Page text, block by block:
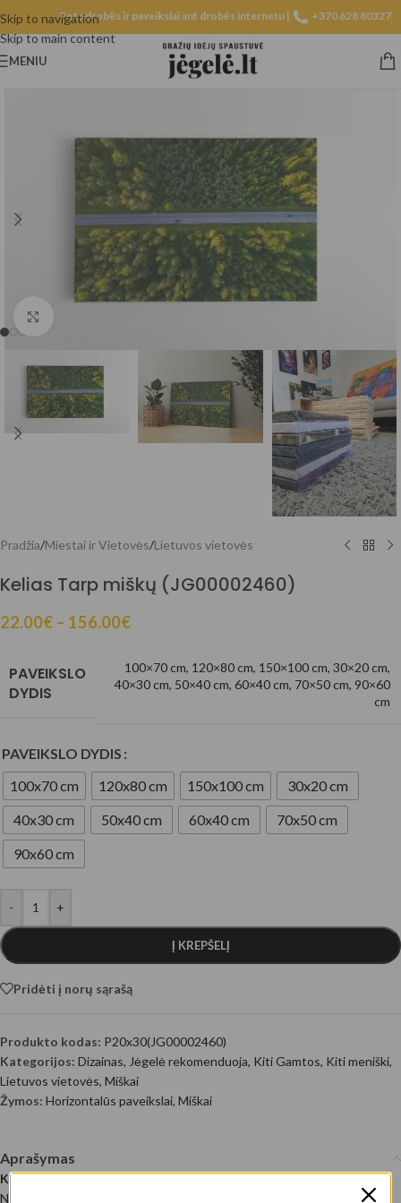
Skip to navigation
Skip to main content
Fotodrobės ir paveikslai ant drobės internetu | +370 628 80327
MENIU
Pradžia/Miestai ir Vietovės/Lietuvos vietovės
Kelias Tarp miškų (JG00002460)
22.00€ – 156.00€
PAVEIKSLO
DYDIS
100×70 cm, 120×80 cm, 150×100 cm, 30×20 cm,
40×30 cm, 50×40 cm, 60×40 cm, 70×50 cm, 90×60
cm
PAVEIKSLO DYDIS
100x70 cm
120x80 cm 150x100 cm
30x20 cm
40x30 cm
50x40 cm 60x40 cm
70x50 cm
90x60 cm
- +
Į KREPŠELĮ
Pridėti į norų sąrašą
Produkto kodas: P20x30(JG00002460)
Kategorijos: Dizainas, Jėgelė rekomenduoja, Kiti Gamtos, Kiti meniški,
Lietuvos vietovės, Miškai
Žymos: Horizontalūs paveikslai, Miškai
Aprašymas
Kelias tarp miškų
Nuotraukos autorius: @EyeEm